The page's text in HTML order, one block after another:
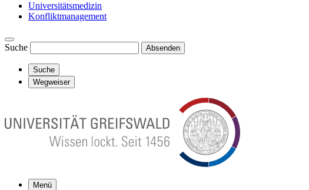
Universitätsmedizin
Konfliktmanagement
Suche Absenden
Suche
Wegweiser
Menü